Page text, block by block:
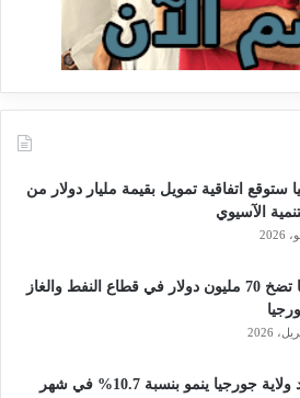
ستوقع اتفاقية تمويل بقيمة مليار دولار من
الآسيوي
أمريكا تضخ 70 مليون دولار في قطاع النفط والغاز
اقتصاد ولاية جورجيا ينمو بنسبة 10.7% في شهر